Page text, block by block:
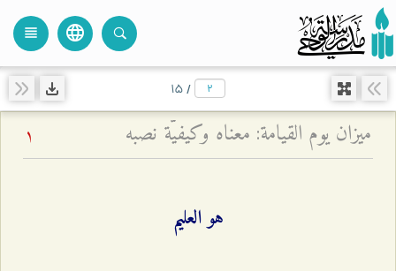
language
view_headline
/۱۵
ميزان يوم القيامة: معناه وكيفيّة نصبه 1
هو العليم